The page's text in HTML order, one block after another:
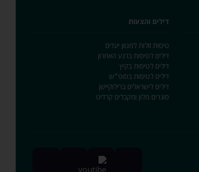
דילים והצעות
טיסות זולות למגוון יעדים
דילים לטיסות ברגע האחרון
דילים לטיסות בקיץ
דילים לטיסות בסופ״ש
דילים לישראלים ברילוקיישן
סוגרים מלון ומקבלים קרדיט